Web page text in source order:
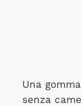
Una
senza